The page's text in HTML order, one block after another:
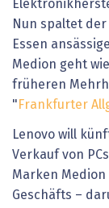
Nun spaltet
Essen
Medion geht
früheren
" Frankfurter
Lenovo will
Verkauf von
Marken
Geschäfts –